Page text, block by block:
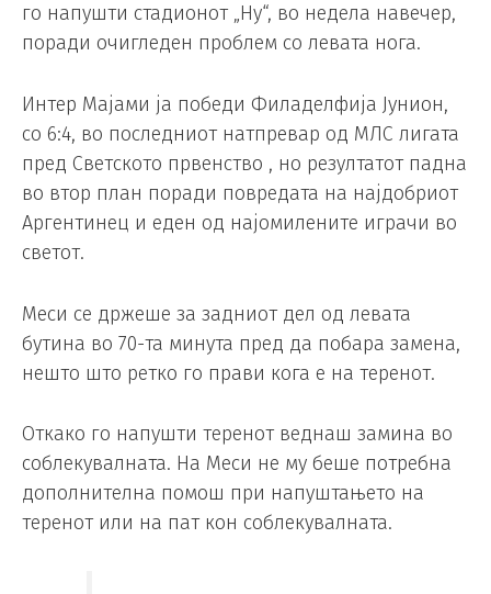
го напушти стадионот „Ну“, во недела навечер,
поради очигледен проблем со левата нога.
Интер Мајами ја победи Филаделфија Јунион,
со 6:4, во последниот натпревар од МЛС лигата
пред Светското првенство , но резултатот падна
во втор план поради повредата на најдобриот
Аргентинец и еден од најомилените играчи во
светот.
Меси се држеше за задниот дел од левата
бутина во 70-та минута пред да побара замена,
нешто што ретко го прави кога е на теренот.
Откако го напушти теренот веднаш замина во
соблекувалната. На Меси не му беше потребна
дополнителна помош при напуштањето на
теренот или на пат кон соблекувалната.